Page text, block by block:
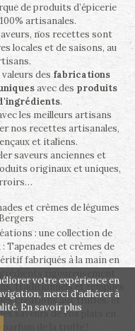
de produits d’épicerie
artisanales.
nos recettes sont
locales et de saisons, au
des fabrications
avec des produits
.
les meilleurs artisans
nos recettes artisanales,
et italiens.
saveurs anciennes et
originaux et uniques,
et crèmes de légumes
: une collection de
Tapenades et crèmes de
fabriqués à la main en
rigoureusement
traditionnels et remplies
créations aux truffes, et
saveurs de vos plats en
de la truffe !
votre expérience en
merci d'adhérer à
En savoir plus